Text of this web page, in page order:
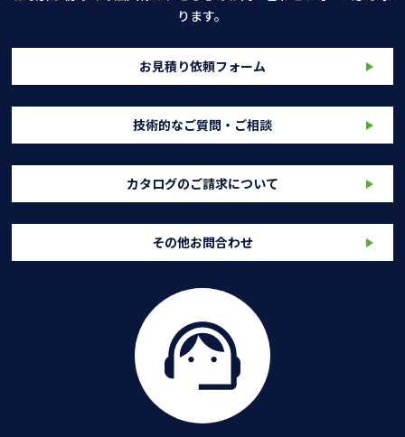
ります。
お見積り依頼フォーム
技術的なご質問・ご相談
カタログのご請求について
その他お問合わせ